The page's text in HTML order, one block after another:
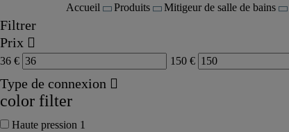
Accueil Produits Mitigeur de salle de bains
Filtrer
Prix
36 € 150 €
Type de connexion
color filter
Haute pression 1